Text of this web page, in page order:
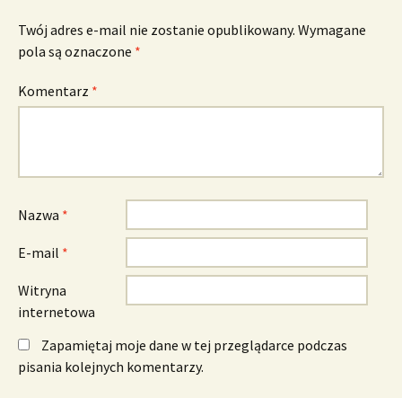
Twój adres e-mail nie zostanie opublikowany. Wymagane
pola są oznaczone *
Komentarz *
Nazwa *
E-mail *
Witryna
internetowa
Zapamiętaj moje dane w tej przeglądarce podczas
pisania kolejnych komentarzy.